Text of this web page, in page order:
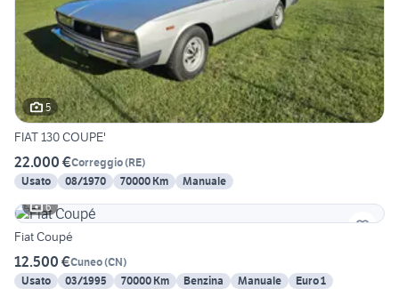
5
FIAT 130 COUPE'
22.000 €Correggio(RE)
Usato
08/1970 70000 Km
Manuale
6
Fiat Coupé
12.500 €Cuneo(CN)
Usato
03/1995 70000 Km Benzina Manuale Euro 1